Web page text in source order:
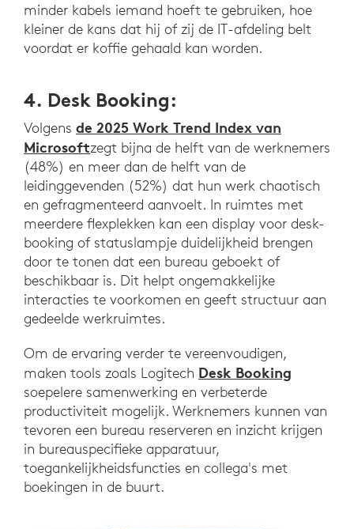
minder kabels iemand hoeft te gebruiken, hoe
kleiner de kans dat hij of zij de IT-afdeling belt
voordat er koffie gehaald kan worden.
4. Desk Booking:
Volgens de 2025 Work Trend Index van
Microsoftzegt bijna de helft van de werknemers
(48%) en meer dan de helft van de
leidinggevenden (52%) dat hun werk chaotisch
en gefragmenteerd aanvoelt. In ruimtes met
meerdere flexplekken kan een display voor desk-
booking of statuslampje duidelijkheid brengen
door te tonen dat een bureau geboekt of
beschikbaar is. Dit helpt ongemakkelijke
interacties te voorkomen en geeft structuur aan
gedeelde werkruimtes.
Om de ervaring verder te vereenvoudigen,
maken tools zoals Logitech Desk Booking
soepelere samenwerking en verbeterde
productiviteit mogelijk. Werknemers kunnen van
tevoren een bureau reserveren en inzicht krijgen
in bureauspecifieke apparatuur,
toegankelijkheidsfuncties en collega's met
boekingen in de buurt.